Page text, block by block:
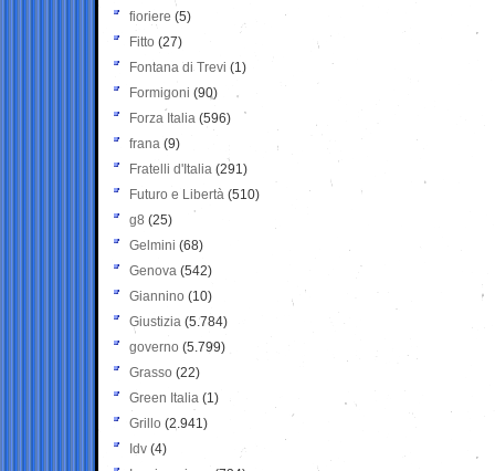
fioriere (5)
Fitto (27)
Fontana di Trevi (1)
Formigoni (90)
Forza Italia (596)
frana (9)
Fratelli d'Italia (291)
Futuro e Libertà (510)
g8 (25)
Gelmini (68)
Genova (542)
Giannino (10)
Giustizia (5.784)
governo (5.799)
Grasso (22)
Green Italia (1)
Grillo (2.941)
Idv (4)